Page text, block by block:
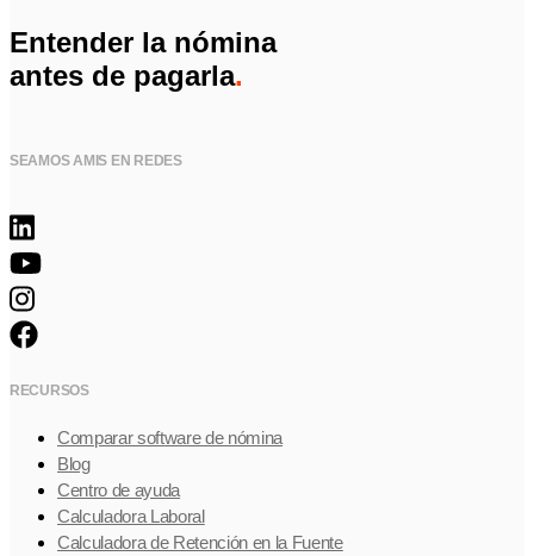
Entender la nómina
antes de pagarla.
SEAMOS AMIS EN REDES
RECURSOS
Comparar software de nómina
Blog
Centro de ayuda
Calculadora Laboral
Calculadora de Retención en la Fuente